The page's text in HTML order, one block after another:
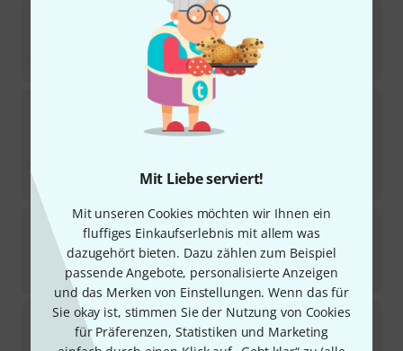
Mit Liebe serviert!
Mit unseren Cookies möchten wir Ihnen ein
fluffiges Einkaufserlebnis mit allem was
dazugehört bieten. Dazu zählen zum Beispiel
passende Angebote, personalisierte Anzeigen
und das Merken von Einstellungen. Wenn das für
Sie okay ist, stimmen Sie der Nutzung von Cookies
für Präferenzen, Statistiken und Marketing
M302 Anders Astrand Mallets
In 6–8 Wochen lieferbar
Vic FirthM300 Anders Astrand Mallets
Sofort lieferbar
UVP:81,50 €
Vic FirthM263 Marimba Mallets
Sofort lieferbar
52 €
Vic FirthM70 Corpsmaster Marimba Beater